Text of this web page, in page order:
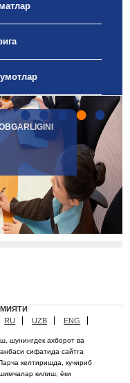
•••• •
RU UZB ENG
шунингдек ахборот ва
сифатида сайтга
келтиришда, кучириб
килиш, ёки